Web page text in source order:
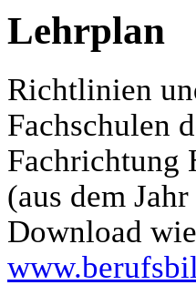
Lehrplan
Richtlinien
Fachschulen
Fachrichtung
(aus dem
Download